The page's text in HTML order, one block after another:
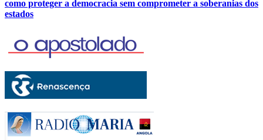
como proteger a democracia sem comprometer a soberanias dos
estados